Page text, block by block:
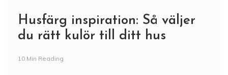
Husfärg inspiration: Så väljer
du rätt kulör till ditt hus
10 Min Reading